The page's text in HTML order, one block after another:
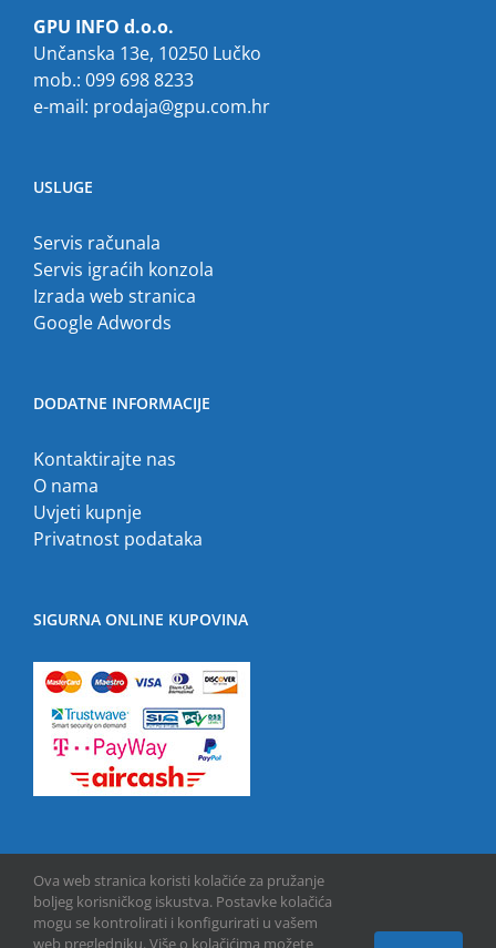
GPU INFO d.o.o.
Unčanska 13e, 10250 Lučko
mob.: 099 698 8233
e-mail: prodaja@gpu.com.hr
USLUGE
Servis računala
Servis igraćih konzola
Izrada web stranica
Google Adwords
DODATNE INFORMACIJE
Kontaktirajte nas
O nama
Uvjeti kupnje
Privatnost podataka
SIGURNA ONLINE KUPOVINA
Ova web stranica koristi kolačiće za pružanje
boljeg korisničkog iskustva. Postavke kolačića
mogu se kontrolirati i konfigurirati u vašem
web pregledniku. Više o kolačićima možete